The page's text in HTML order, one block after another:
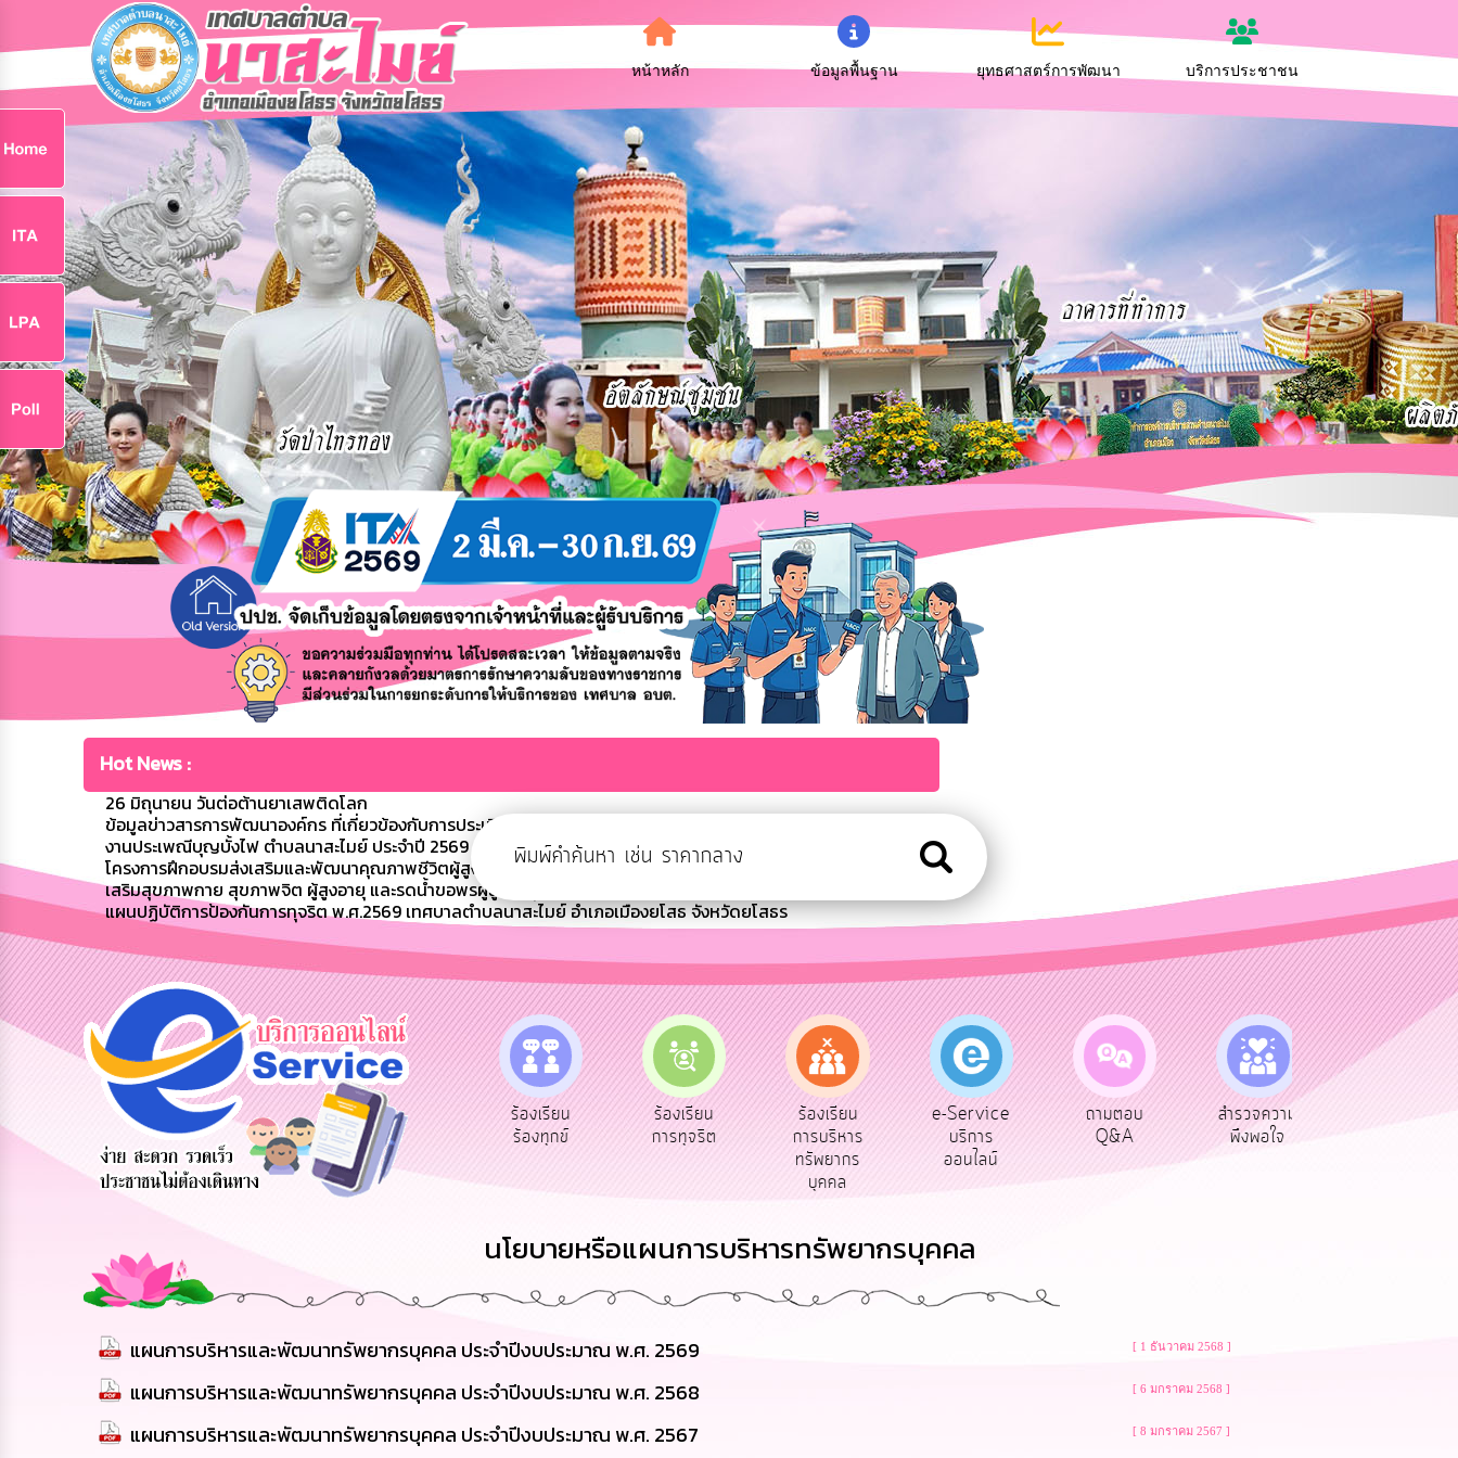
หน้าหลัก ข้อมูลพื้นฐาน ยุทธศาสตร์การพัฒนา บริการประชาชน
Hot News :
26 มิถุนายน วันต่อต้านยาเสพติดโลก
ข้อมูลข่าวสารการพัฒนาองค์กร ที่เกี่ยวข้องกับการประเมิน ITA ประจำปีงบประมาณ พ.ศ. 2569
งานประเพณีบุญบั้งไฟ ตำบลนาสะไมย์ ประจำปี 2569
โครงการฝึกอบรมส่งเสริมและพัฒนาคุณภาพชีวิตผู้สูงอายุจัดให้มีกิจกรรม ตรวจสุขภาพเบื้องต้นสำหรับผู้สูงอายุ ฝึกอบรมส่ง
เสริมสุขภาพกาย สุขภาพจิต ผู้สูงอายุ และรดน้ำขอพรผู้สูงอายุเนื่องในวันสงกรานต์ ประจำปี 2
แผนปฏิบัติการป้องกันการทุจริต พ.ศ.2569 เทศบาลตำบลนาสะไมย์ อำเภอเมืองยโสธ จังหวัดยโสธร
ข้อมูลการ
สายด่วนผู้
บริหาร
รับฟังความ
คิดเห็น
ประชาชน
ร้องเรียน
ร้องทุกข์
ร้องเรียน
การทุจริต
ร้องเรียน
การบริหาร
ทรัพยากร
บุคคล
e-Service
บริการ
ออนไลน์
ถามตอบ
Q&A
สำรวจความ
พึงพอใจ
ผู้รับเบีย
นโยบายหรือแผนการบริหารทรัพยากรบุคคล
แผนการบริหารและพัฒนาทรัพยากรบุคคล ประจำปีงบประมาณ พ.ศ. 2569 [ 1 ธันวาคม 2568 ]
แผนการบริหารและพัฒนาทรัพยากรบุคคล ประจำปีงบประมาณ พ.ศ. 2568 [ 6 มกราคม 2568 ]
แผนการบริหารและพัฒนาทรัพยากรบุคคล ประจำปีงบประมาณ พ.ศ. 2567 [ 8 มกราคม 2567 ]